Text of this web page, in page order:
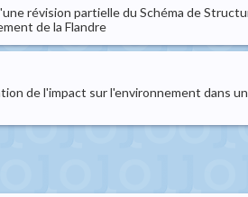
révision partielle du Schéma de
de la Flandre
de l'impact sur l'environnement dans